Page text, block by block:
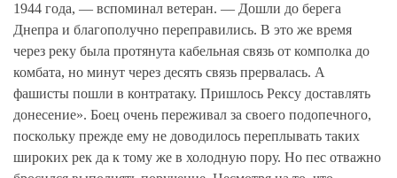
1944 года, — вспоминал ветеран. — Дошли до берега
Днепра и благополучно переправились. В это же время
через реку была протянута кабельная связь от комполка до
комбата, но минут через десять связь прервалась. А
фашисты пошли в контратаку. Пришлось Рексу доставлять
донесение». Боец очень переживал за своего подопечного,
поскольку прежде ему не доводилось переплывать таких
широких рек да к тому же в холодную пору. Но пес отважно